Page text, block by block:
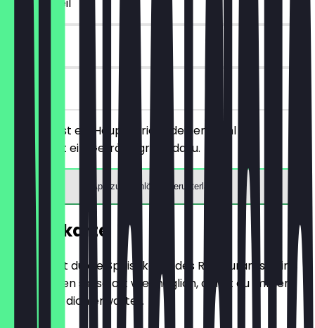
90 Tage
vor Ort
Du bestellst ein Hauptgericht deiner Wahl und
bekommst ein Getränk gratis dazu.
App zum Einlösen herunterladen
Speisekarte
Hier findest du die Speisekarte des Restaurants. Wir
aktualisieren sie so oft wie möglich, damit du immer
weißt, was dich erwartet.